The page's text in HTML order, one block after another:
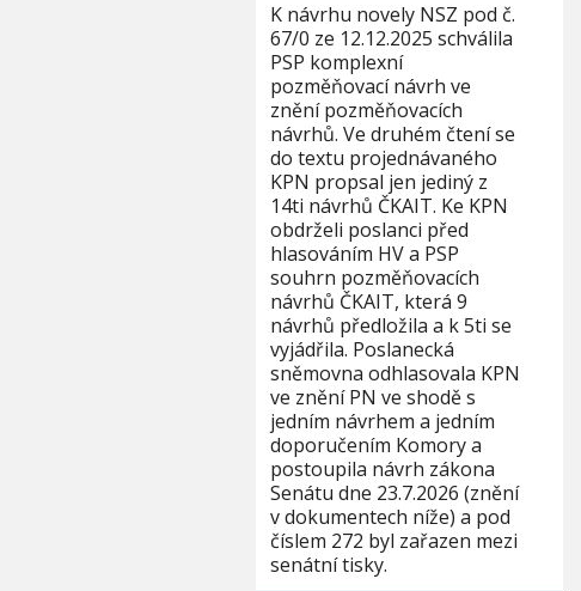
K návrhu novely NSZ pod č.
67/0 ze 12.12.2025 schválila
PSP komplexní
pozměňovací návrh ve
znění pozměňovacích
návrhů. Ve druhém čtení se
do textu projednávaného
KPN propsal jen jediný z
14ti návrhů ČKAIT. Ke KPN
obdrželi poslanci před
hlasováním HV a PSP
souhrn pozměňovacích
návrhů ČKAIT, která 9
návrhů předložila a k 5ti se
vyjádřila. Poslanecká
sněmovna odhlasovala KPN
ve znění PN ve shodě s
jedním návrhem a jedním
doporučením Komory a
postoupila návrh zákona
Senátu dne 23.7.2026 (znění
v dokumentech níže) a pod
číslem 272 byl zařazen mezi
senátní tisky.